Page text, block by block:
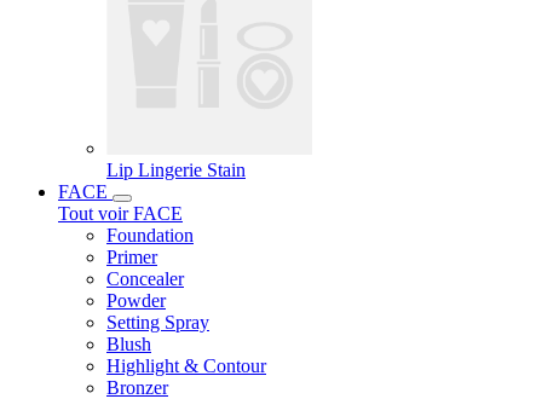
Lip Lingerie Stain
FACE
Tout voir FACE
Foundation
Primer
Concealer
Powder
Setting Spray
Blush
Highlight & Contour
Bronzer